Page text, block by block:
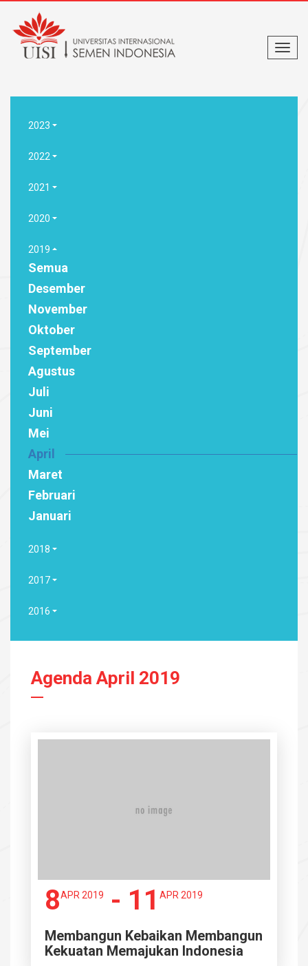
2023
2022
2021
2020
2019
Semua
Desember
November
Oktober
September
Agustus
Juli
Juni
Mei
April
Maret
Februari
Januari
2018
2017
2016
Agenda April 2019
8APR 2019 - 11 APR 2019
Membangun Kebaikan Membangun
Kekuatan Memajukan Indonesia